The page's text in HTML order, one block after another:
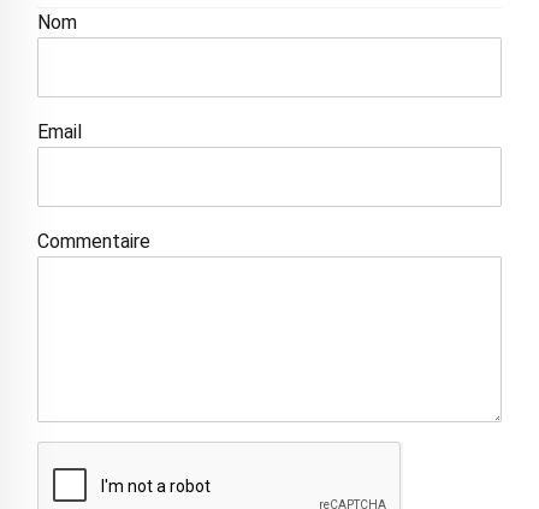
Nom
Email
Commentaire